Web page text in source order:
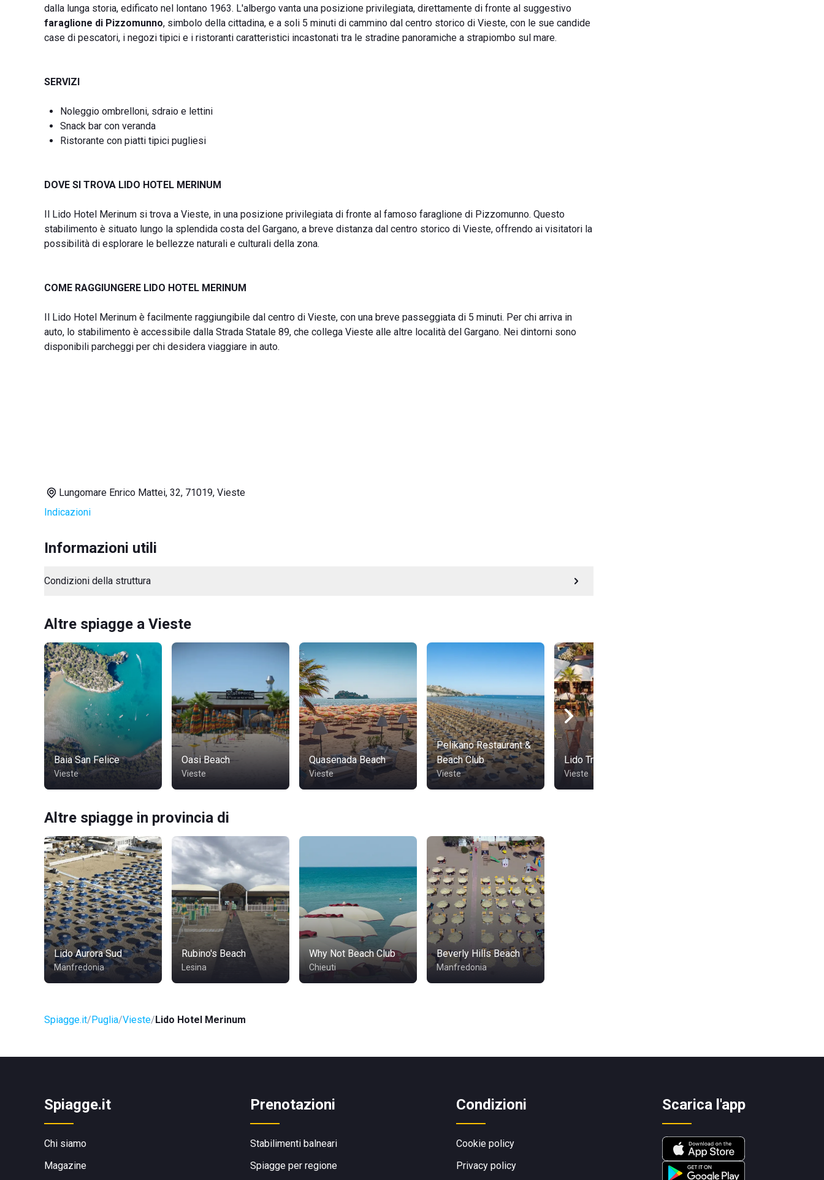
dalla lunga storia, edificato nel lontano 1963. L'albergo vanta una posizione privilegiata, direttamente di fronte al suggestivo
faraglione di Pizzomunno, simbolo della cittadina, e a soli 5 minuti di cammino dal centro storico di Vieste, con le sue candide
case di pescatori, i negozi tipici e i ristoranti caratteristici incastonati tra le stradine panoramiche a strapiombo sul mare.
SERVIZI
Noleggio ombrelloni, sdraio e lettini
Snack bar con veranda
Ristorante con piatti tipici pugliesi
DOVE SI TROVA LIDO HOTEL MERINUM
Il Lido Hotel Merinum si trova a Vieste, in una posizione privilegiata di fronte al famoso faraglione di Pizzomunno. Questo
stabilimento è situato lungo la splendida costa del Gargano, a breve distanza dal centro storico di Vieste, offrendo ai visitatori la
possibilità di esplorare le bellezze naturali e culturali della zona.
COME RAGGIUNGERE LIDO HOTEL MERINUM
Il Lido Hotel Merinum è facilmente raggiungibile dal centro di Vieste, con una breve passeggiata di 5 minuti. Per chi arriva in
auto, lo stabilimento è accessibile dalla Strada Statale 89, che collega Vieste alle altre località del Gargano. Nei dintorni sono
disponibili parcheggi per chi desidera viaggiare in auto.
Lungomare Enrico Mattei, 32, 71019, Vieste
Indicazioni
Informazioni utili
Condizioni della struttura
Altre spiagge a Vieste
Baia San Felice
Vieste
Oasi Beach
Vieste
Quasenada Beach
Vieste
Pelikano Restaurant &
Beach Club
Vieste
Lido Tre Stelle
Vieste
Altre spiagge in provincia di
Lido Aurora Sud
Manfredonia
Rubino's Beach
Lesina
Why Not Beach Club
Chieuti
Beverly Hills Beach
Manfredonia
Spiagge.it Puglia Vieste Lido Hotel Merinum
Spiagge.it
Chi siamo
Magazine
Prenotazioni
Stabilimenti balneari
Spiagge per regione
Condizioni
Cookie policy
Privacy policy
Scarica l'app